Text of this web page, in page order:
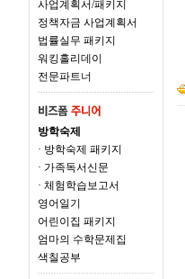
사업계획서/패키지
정책자금 사업계획서
법률실무 패키지
워킹홀리데이
전문파트너
방학숙제
· 방학숙제 패키지
· 가족독서신문
· 체험학습보고서
영어일기
어린이집 패키지
엄마의 수학문제집
색칠공부